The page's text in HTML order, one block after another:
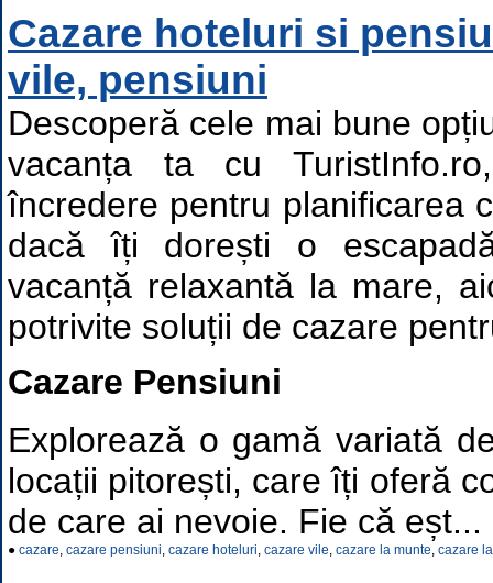
Cazare hoteluri si
vile, pensiuni
Descoperă cele mai bune
vacanța ta cu
încredere pentru planificarea
dacă îți dorești o
vacanță relaxantă la mare,
potrivite soluții de cazare
Cazare Pensiuni
Explorează o gamă variată
locații pitorești, care îți oferă
de care ai nevoie. Fie că eșt...
● cazare, cazare pensiuni, cazare hoteluri, cazare vile, cazare la munte, cazare